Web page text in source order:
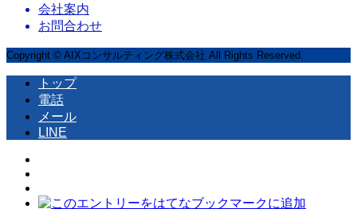
会社案内
お問合わせ
Copyright © AIXコンサルティング株式会社 All Rights Reserved.
トップ
電話
メール
LINE